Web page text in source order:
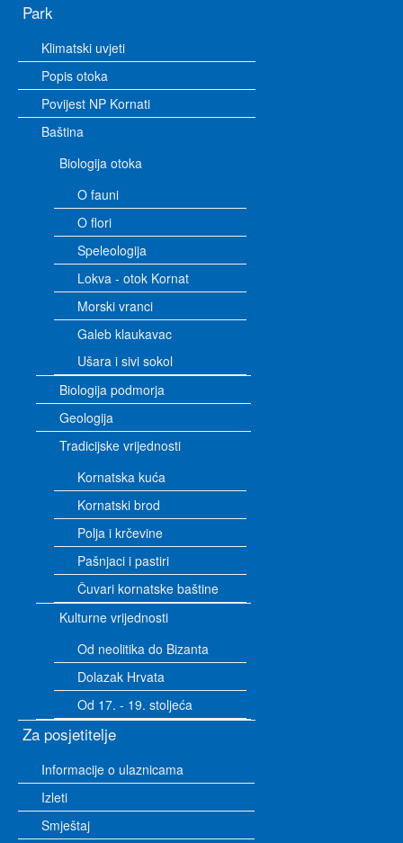
Park
Klimatski uvjeti
Popis otoka
Povijest NP Kornati
Baština
Biologija otoka
O fauni
O flori
Speleologija
Lokva - otok Kornat
Morski vranci
Galeb klaukavac
Ušara i sivi sokol
Biologija podmorja
Geologija
Tradicijske vrijednosti
Kornatska kuća
Kornatski brod
Polja i krčevine
Pašnjaci i pastiri
Čuvari kornatske baštine
Kulturne vrijednosti
Od neolitika do Bizanta
Dolazak Hrvata
Od 17. - 19. stoljeća
Za posjetitelje
Informacije o ulaznicama
Izleti
Smještaj